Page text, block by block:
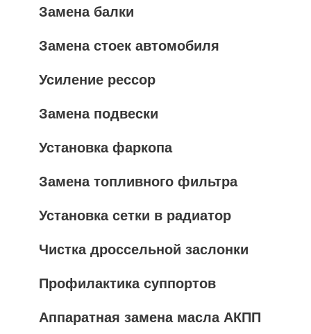
Замена балки
Замена стоек автомобиля
Усиление рессор
Замена подвески
Установка фаркопа
Замена топливного фильтра
Установка сетки в радиатор
Чистка дроссельной заслонки
Профилактика суппортов
Аппаратная замена масла АКПП